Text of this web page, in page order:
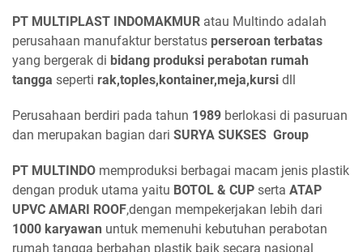
PT MULTIPLAST INDOMAKMUR atau Multindo adalah
perusahaan manufaktur berstatus perseroan terbatas
yang bergerak di bidang produksi perabotan rumah
tangga seperti rak,toples,kontainer,meja,kursi dll
Perusahaan berdiri pada tahun 1989 berlokasi di pasuruan
dan merupakan bagian dari SURYA SUKSES Group
PT MULTINDO memproduksi berbagai macam jenis plastik
dengan produk utama yaitu BOTOL & CUP serta ATAP
UPVC AMARI ROOF,dengan mempekerjakan lebih dari
1000 karyawan untuk memenuhi kebutuhan perabotan
rumah tangga berbahan plastik baik secara nasional